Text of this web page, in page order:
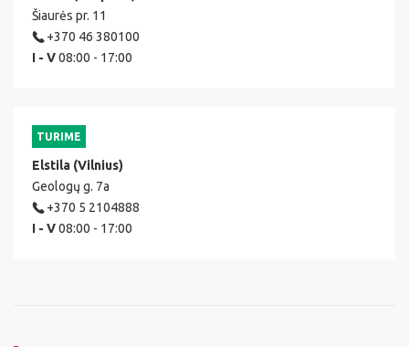
Šiaurės pr. 11
+370 46 380100
I - V08:00 - 17:00
TURIME
Elstila (Vilnius)
Geologų g. 7a
+370 5 2104888
I - V08:00 - 17:00